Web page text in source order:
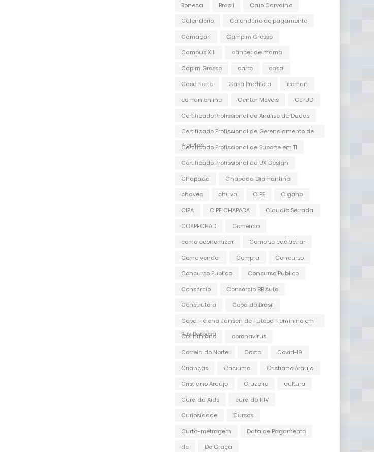
Boneca
Brasil
Caio Carvalho
Calendário
Calendário de pagamento
Camaçari
Campim Grosso
Campus XIII
câncer de mama
Capim Grosso
carro
casa
Casa Forte
Casa Predileta
ceman
ceman online
Center Móveis
CEPUD
Certificado Profissional de Análise de Dados
Certificado Profissional de Gerenciamento de
Projetos
Certificado Profissional de Suporte em TI
Certificado Profissional de UX Design
Chapada
Chapada Diamantina
chaves
chuva CIEE
Cigano
CIPA
CIPE CHAPADA
Claudio Serrada
COAPECHAD
Comércio
como economizar
Como se cadastrar
Como vender
Compra
Concurso
Concurso Publico
Concurso Público
Consórcio
Consórcio BB Auto
Construtora
Copa do Brasil
Copa Helena Jansen de Futebol Feminino em
Ruy Barbosa
Corinthians
coronavírus
Correia do Norte
Costa
Covid-19
Crianças
Criciúma
Cristiano Araujo
Cristiano Araújo
Cruzeiro
cultura
Cura da Aids
cura do HIV
Curiosidade
Cursos
Curta-metragem
Data de Pagamento
de
De Graça